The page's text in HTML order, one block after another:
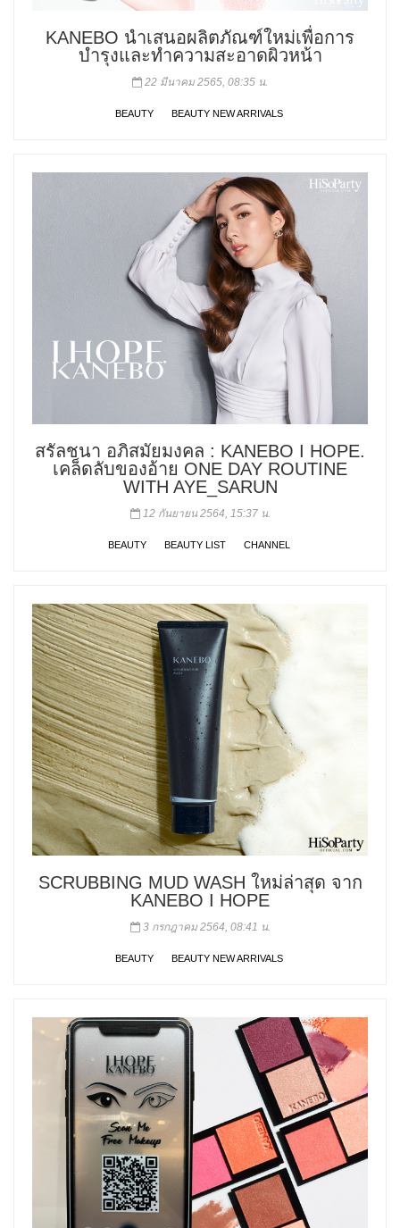
KANEBO นำเสนอผลิตภัณฑ์ใหม่เพื่อการ
บำรุงและทำความสะอาดผิวหน้า
22 มีนาคม 2565, 08:35 น.
BEAUTY BEAUTY NEW ARRIVALS
สรัลชนา อภิสมัยมงคล : KANEBO I HOPE.
เคล็ดลับของอ้าย ONE DAY ROUTINE
WITH AYE_SARUN
12 กันยายน 2564, 15:37 น.
BEAUTY BEAUTY LIST CHANNEL
SCRUBBING MUD WASH ใหม่ล่าสุด จาก
KANEBO I HOPE
3 กรกฎาคม 2564, 08:41 น.
BEAUTY BEAUTY NEW ARRIVALS